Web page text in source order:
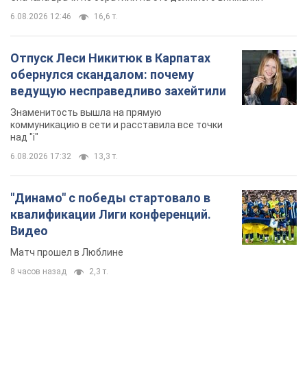
"Динамо" с победы стартовало в
квалификации Лиги конференций.
Видео
Матч прошел в Люблине
8 часов назад 2,3 т.